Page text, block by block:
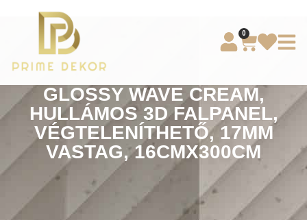
0
GLOSSY WAVE CREAM,
HULLÁMOS 3D FALPANEL,
VÉGTELENÍTHETŐ, 17MM
VASTAG, 16CMX300CM